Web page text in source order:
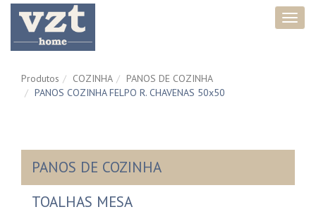
Produtos COZINHA
PANOS DE COZINHA
PANOS COZINHA FELPO R. CHAVENAS 50x50
PANOS DE COZINHA
TOALHAS MESA